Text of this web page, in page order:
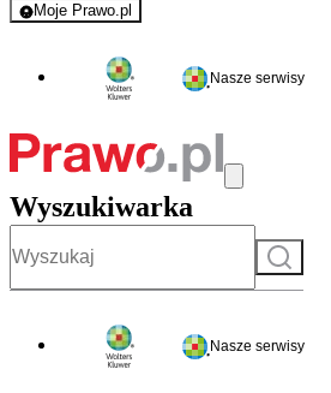
Moje Prawo.pl
- rejestracja i logowanie do serwisu
Nasze serwisy
Wyszukiwarka
Szukaj
Nasze serwisy